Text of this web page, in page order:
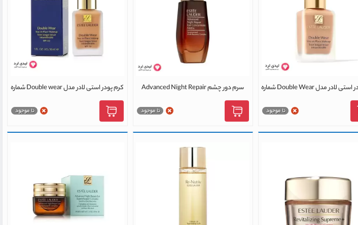
کرم پودر استی لادر مدل Double Wear شماره
سرم دور چشم Advanced Night Repair
Matrix استی لادر 15 میلی لیتر
کرم پودر استی لادر مدل Double wear شماره